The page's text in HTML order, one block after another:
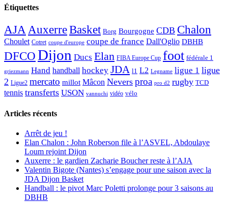
Étiquettes
AJAAuxerreBasket Borg Bourgogne CDB Chalon
Choulet Cotret coupe d'europe coupe de france Dall'Oglio DBHB
DFCODijon Ducs Elan FIBA Europe Cup foot fédérale 1
griezmann Hand handball hockey JDA l1 L2 Legname ligue 1 ligue
2 Ligue2 mercato millot Mâcon Nevers proa pro d2 rugby TCD
tennis transferts USON vannuchi vidéo vélo
Articles récents
Arrêt de jeu !
Elan Chalon : John Roberson file à l’ASVEL, Abdoulaye
Loum rejoint Dijon
Auxerre : le gardien Zacharie Boucher reste à l’AJA
Valentin Bigote (Nantes) s’engage pour une saison avec la
JDA Dijon Basket
Handball : le pivot Marc Poletti prolonge pour 3 saisons au
DBHB